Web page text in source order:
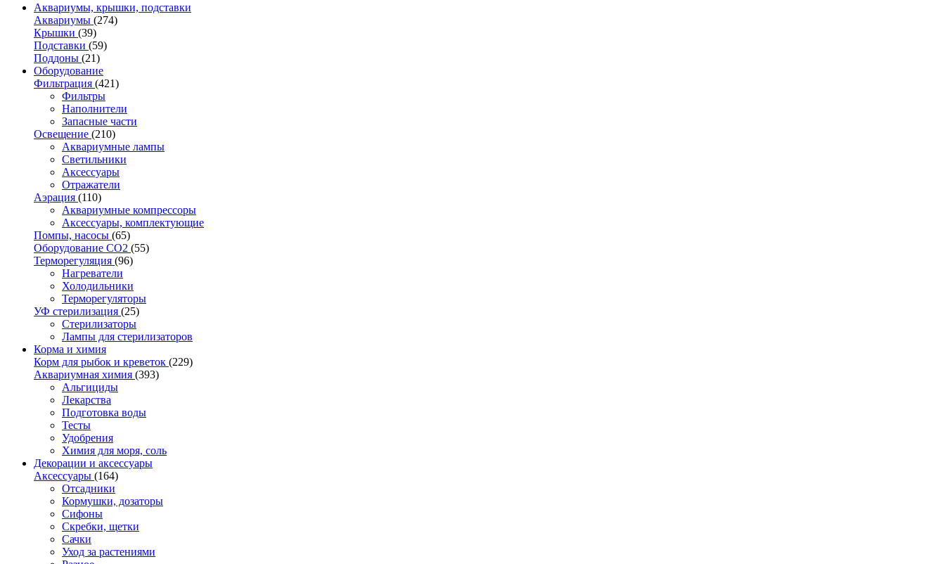
Аквариумы, крышки, подставки
Аквариумы (274)
Крышки (39)
Подставки (59)
Поддоны (21)
Оборудование
Фильтрация (421)
Фильтры
Наполнители
Запасные части
Освещение (210)
Аквариумные лампы
Светильники
Аксессуары
Отражатели
Аэрация (110)
Аквариумные компрессоры
Аксессуары, комплектующие
Помпы, насосы (65)
Оборудование CO2 (55)
Терморегуляция (96)
Нагреватели
Холодильники
Терморегуляторы
УФ стерилизация (25)
Стерилизаторы
Лампы для стерилизаторов
Корма и химия
Корм для рыбок и креветок (229)
Аквариумная химия (393)
Альгициды
Лекарства
Подготовка воды
Тесты
Удобрения
Химия для моря, соль
Декорации и аксессуары
Аксессуары (164)
Отсадники
Кормушки, дозаторы
Сифоны
Скребки, щетки
Сачки
Уход за растениями